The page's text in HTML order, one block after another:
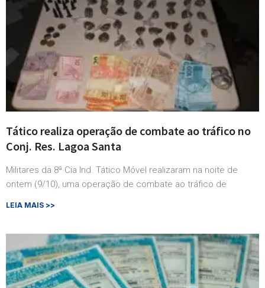
Tático realiza operação de combate ao tráfico no
Conj. Res. Lagoa Santa
Militares da 8ª Cia Ind. Tático Móvel realizaram na noite de
ontem (9/10), uma operação de combate ao tráfico de
LEIA MAIS >>